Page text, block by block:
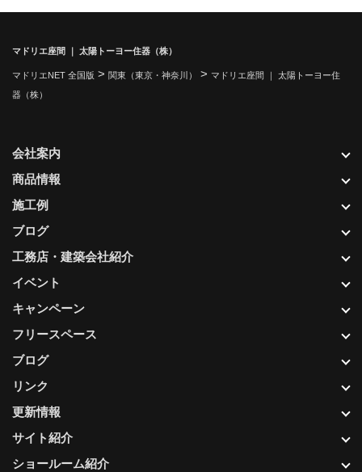
マドリエ座間 ｜ 太陽トーヨー住器（株）
マドリエNET 全国版 > 関東（東京・神奈川） > マドリエ座間 ｜ 太陽トーヨー住
器（株）
更新情報
サイト紹介
ショールーム紹介
会社案内
商品情報
施工例
ブログ
工務店・建築会社紹介
イベント
キャンペーン
フリースペース
ブログ
リンク